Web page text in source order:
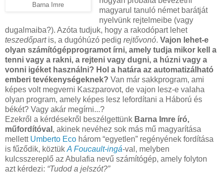
Barna Imre
magyarul tanuló német barátját
nyelvünk rejtelmeibe (vagy
dugalmaiba?). Azóta tudjuk, hogy a rakodópart lehet
teszedőpartis, a dugóhúzó pedig rejtővonó. Vajon lehet-e
olyan számítógépprogramot írni, amely tudja mikor kell a
tenni vagy a rakni, a rejteni vagy dugni, a húzni vagy a
vonni igéket használni? Hol a határa az automatizálható
emberi tevékenységeknek? Van már sakkprogram, ami
képes volt megverni Kaszparovot, de vajon lesz-e valaha
olyan program, amely képes lesz lefordítani a Háború és
békét? Vagy akár megírni...?
Ezekről a kérdésekről beszélgettünk Barna Imre író,
műfordítóval , akinek nevéhez sok más mű magyarítása
mellett Umberto Eco három “egyetlen” regényének fordítása
is fűződik, köztük A Foucault-ingá-val, melyben
kulcsszereplő az Abulafia nevű számítógép, amely folyton
azt kérdezi: “Tudod a jelszót?”